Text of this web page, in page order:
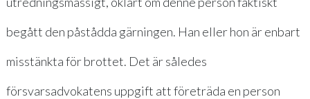
begått den påstådda gärningen. Han eller hon är enbart
misstänkta för brottet. Det är således
försvarsadvokatens uppgift att företräda en person